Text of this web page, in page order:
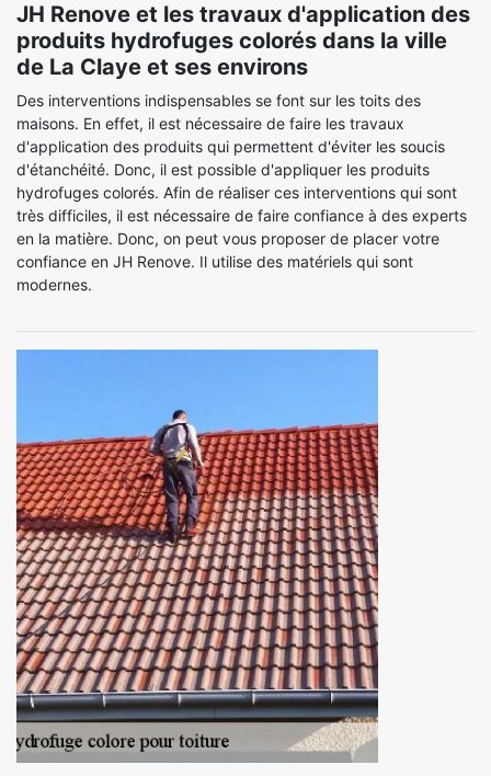
JH Renove et les travaux d'application des
produits hydrofuges colorés dans la ville
de La Claye et ses environs
Des interventions indispensables se font sur les toits des
maisons. En effet, il est nécessaire de faire les travaux
d'application des produits qui permettent d'éviter les soucis
d'étanchéité. Donc, il est possible d'appliquer les produits
hydrofuges colorés. Afin de réaliser ces interventions qui sont
très difficiles, il est nécessaire de faire confiance à des experts
en la matière. Donc, on peut vous proposer de placer votre
confiance en JH Renove. Il utilise des matériels qui sont
modernes.